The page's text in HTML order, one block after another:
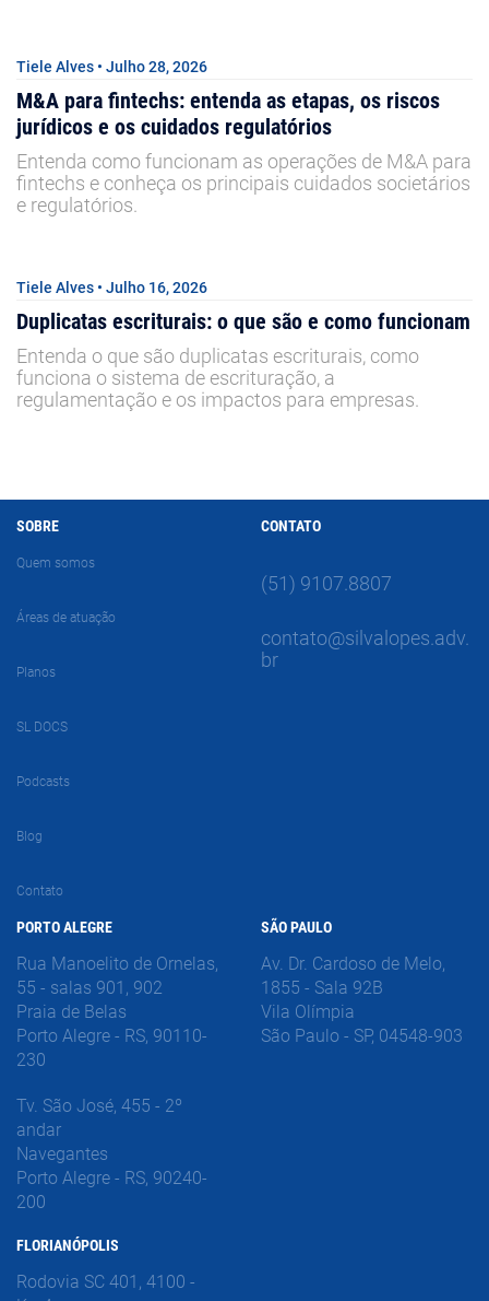
Tiele Alves • Julho 28, 2026
M&A para fintechs: entenda as etapas, os riscos
jurídicos e os cuidados regulatórios
Entenda como funcionam as operações de M&A para
fintechs e conheça os principais cuidados societários
e regulatórios.
Tiele Alves • Julho 16, 2026
Duplicatas escriturais: o que são e como funcionam
Entenda o que são duplicatas escriturais, como
funciona o sistema de escrituração, a
regulamentação e os impactos para empresas.
SOBRE
Quem somos
Áreas de atuação
Planos
SL DOCS
Podcasts
Blog
Contato
CONTATO
(51) 9107.8807
contato@silvalopes.adv.
br
PORTO ALEGRE
Rua Manoelito de Ornelas,
55 - salas 901, 902
Praia de Belas
Porto Alegre - RS, 90110-
230
Tv. São José, 455 - 2º
andar
Navegantes
Porto Alegre - RS, 90240-
200
FLORIANÓPOLIS
Rodovia SC 401, 4100 -
SÃO PAULO
Av. Dr. Cardoso de Melo,
1855 - Sala 92B
Vila Olímpia
São Paulo - SP, 04548-903